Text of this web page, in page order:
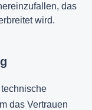
das
wird.
das Vertrauen